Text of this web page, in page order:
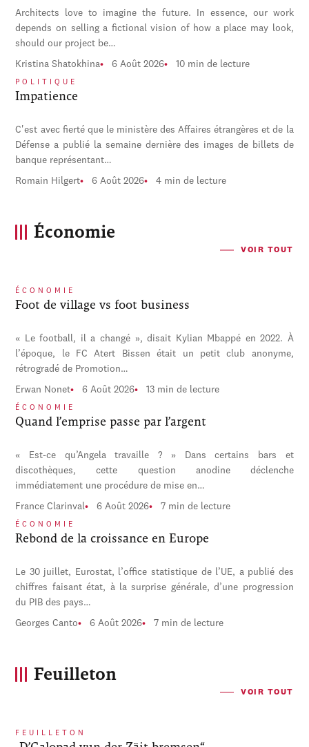
Architects love to imagine the future. In essence, our work
depends on selling a fictional vision of how a place may look,
should our project be…
Kristina Shatokhina 6 Août 2026 10 min de lecture
POLITIQUE
Impatience
C'est avec fierté que le ministère des Affaires étrangères et de la
Défense a publié la semaine dernière des images de billets de
banque représentant…
Romain Hilgert 6 Août 2026 4 min de lecture
Économie
VOIR TOUT
ÉCONOMIE
Foot de village vs foot business
« Le football, il a changé », disait Kylian Mbappé en 2022. À
l’époque, le FC Atert Bissen était un petit club anonyme,
rétrogradé de Promotion…
Erwan Nonet 6 Août 2026 13 min de lecture
ÉCONOMIE
Quand l’emprise passe par l’argent
« Est-ce qu’Angela travaille ? » Dans certains bars et
discothèques, cette question anodine déclenche
immédiatement une procédure de mise en…
France Clarinval 6 Août 2026 7 min de lecture
ÉCONOMIE
Rebond de la croissance en Europe
Le 30 juillet, Eurostat, l’office statistique de l’UE, a publié des
chiffres faisant état, à la surprise générale, d’une progression
du PIB des pays…
Georges Canto 6 Août 2026 7 min de lecture
Feuilleton
VOIR TOUT
FEUILLETON